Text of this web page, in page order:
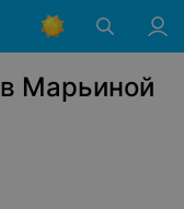
Марьиной